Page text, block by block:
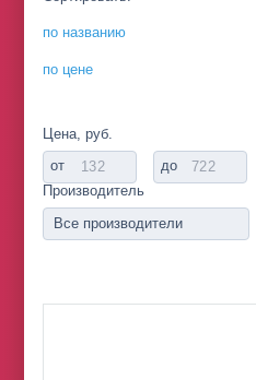
по названию
по цене
Цена, руб.
от
до
Производитель
Все производители